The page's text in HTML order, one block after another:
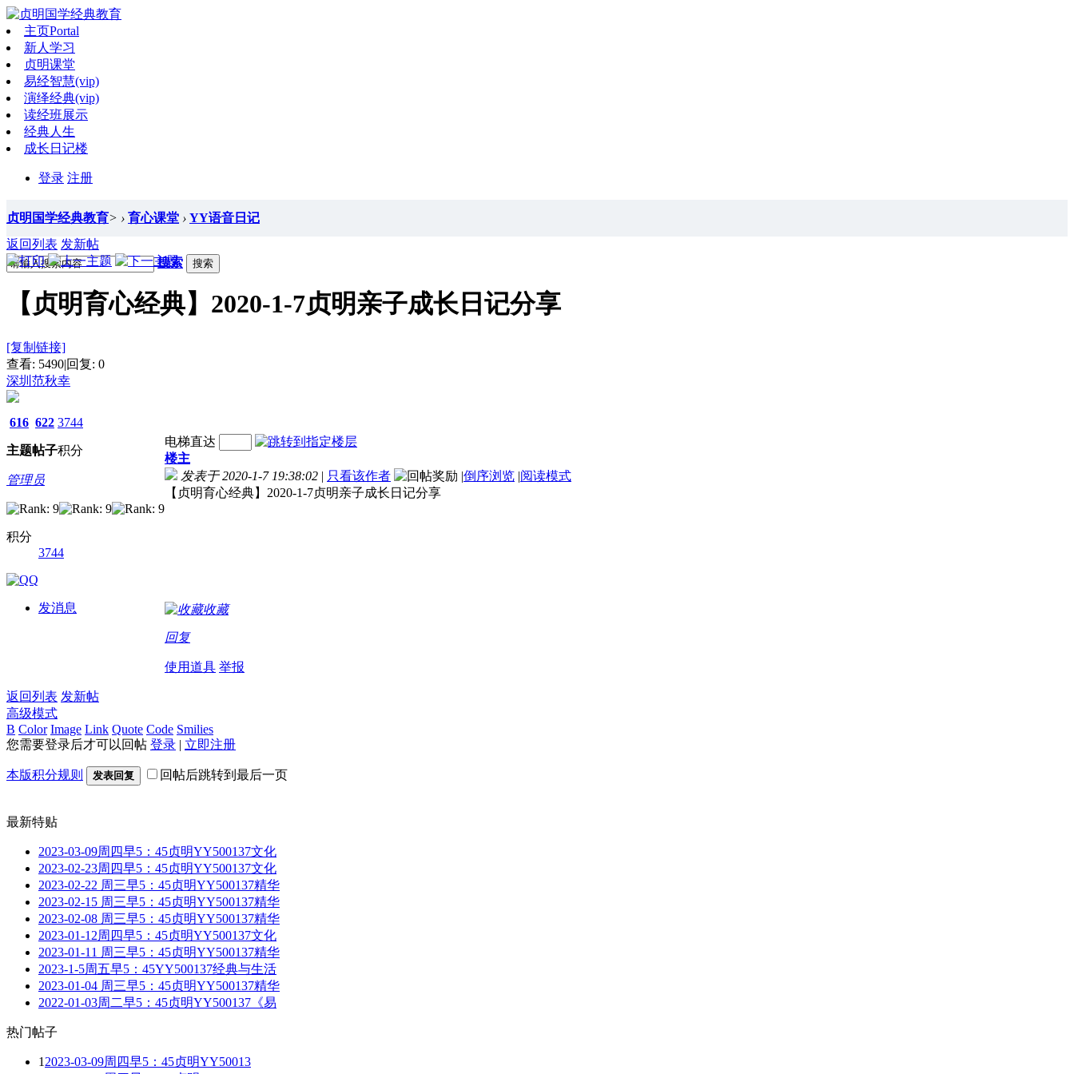
主页Portal
新人学习
贞明课堂
易经智慧(vip)
演绎经典(vip)
读经班展示
经典人生
成长日记楼
登录 注册
贞明国学经典教育> › 育心课堂 › YY语音日记
搜索 搜索
返回列表 发新帖
【贞明育心经典】2020-1-7贞明亲子成长日记分享
[复制链接]
查看: 5490|回复: 0
深圳范秋幸
616
主题
622
帖子
3744
积分
管理员
积分
3744
发消息
电梯直达
楼主
发表于 2020-1-7 19:38:02 | 只看该作者 |倒序浏览 |阅读模式
【贞明育心经典】2020-1-7贞明亲子成长日记分享
收藏
回复
使用道具 举报
返回列表 发新帖
高级模式
B Color Image Link Quote Code Smilies
您需要登录后才可以回帖 登录 | 立即注册
本版积分规则 发表回复 回帖后跳转到最后一页
最新特贴
2023-03-09周四早5：45贞明YY500137文化
2023-02-23周四早5：45贞明YY500137文化
2023-02-22 周三早5：45贞明YY500137精华
2023-02-15 周三早5：45贞明YY500137精华
2023-02-08 周三早5：45贞明YY500137精华
2023-01-12周四早5：45贞明YY500137文化
2023-01-11 周三早5：45贞明YY500137精华
2023-1-5周五早5：45YY500137经典与生活
2023-01-04 周三早5：45贞明YY500137精华
2022-01-03周二早5：45贞明YY500137《易
热门帖子
1 2023-03-09周四早5：45贞明YY50013